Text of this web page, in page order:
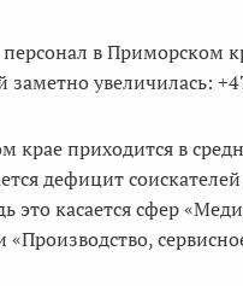
в Приморском
заметно увеличилась:
крае приходится в
дефицит
это касается сфер